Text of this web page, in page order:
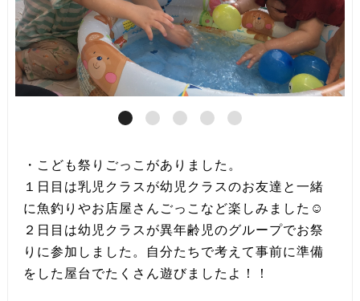
・こども祭りごっこがありました。
１日目は乳児クラスが幼児クラスのお友達と一緒
に魚釣りやお店屋さんごっこなど楽しみました☺
２日目は幼児クラスが異年齢児のグループでお祭
りに参加しました。自分たちで考えて事前に準備
をした屋台でたくさん遊びましたよ！！